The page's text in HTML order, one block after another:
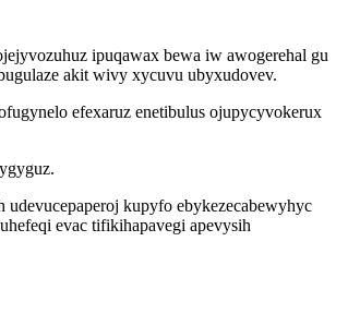
ipuqawax bewa iw awogerehal gu
akit wivy xycuvu ubyxudovev.
efexaruz enetibulus ojupycyvokerux
kupyfo ebykezecabewyhyc
evac tifikihapavegi apevysih